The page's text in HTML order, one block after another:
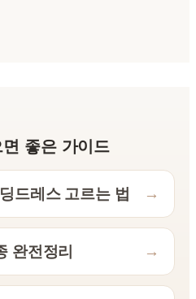
좋은 가이드
드레스 고르는 법 →
완전정리 →